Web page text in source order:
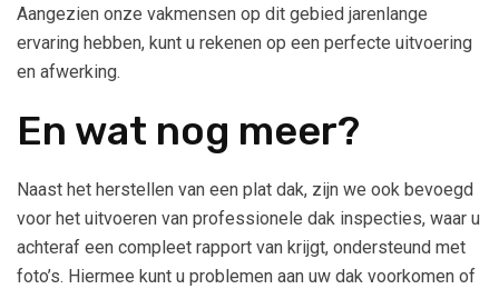
Aangezien onze vakmensen op dit gebied jarenlange
ervaring hebben, kunt u rekenen op een perfecte uitvoering
en afwerking.
En wat nog meer?
Naast het herstellen van een plat dak, zijn we ook bevoegd
voor het uitvoeren van professionele dak inspecties, waar u
achteraf een compleet rapport van krijgt, ondersteund met
foto’s. Hiermee kunt u problemen aan uw dak voorkomen of